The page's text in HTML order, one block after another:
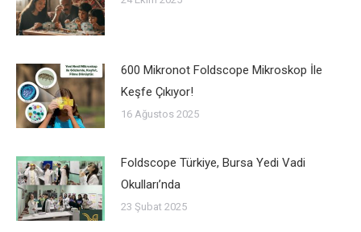
600 Mikronot Foldscope Mikroskop İle
Keşfe Çıkıyor!
16 Ağustos 2025
Foldscope Türkiye, Bursa Yedi Vadi
Okulları’nda
23 Şubat 2025